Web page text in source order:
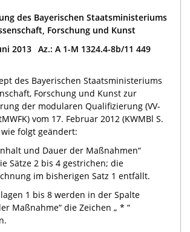
des Bayerischen Staatsministeriums
Forschung und Kunst
2013 Az.: A 1-M 1324.4-8b/11 449
des Bayerischen Staatsministeriums
Forschung und Kunst zur
der modularen Qualifizierung (VV-
vom 17. Februar 2012 (KWMBl S.
folgt geändert:
und Dauer der Maßnahmen“
Sätze 2 bis 4 gestrichen; die
im bisherigen Satz 1 entfällt.
1 bis 8 werden in der Spalte
Maßnahme“ die Zeichen „ * “